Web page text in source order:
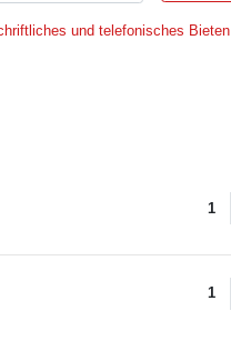
und telefonisches Bieten
1
1